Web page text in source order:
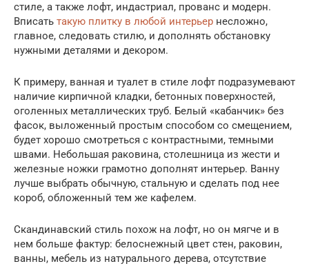
стиле, а также лофт, индастриал, прованс и модерн.
Вписать такую плитку в любой интерьер несложно,
главное, следовать стилю, и дополнять обстановку
нужными деталями и декором.
К примеру, ванная и туалет в стиле лофт подразумевают
наличие кирпичной кладки, бетонных поверхностей,
оголенных металлических труб. Белый «кабанчик» без
фасок, выложенный простым способом со смещением,
будет хорошо смотреться с контрастными, темными
швами. Небольшая раковина, столешница из жести и
железные ножки грамотно дополнят интерьер. Ванну
лучше выбрать обычную, стальную и сделать под нее
короб, обложенный тем же кафелем.
Скандинавский стиль похож на лофт, но он мягче и в
нем больше фактур: белоснежный цвет стен, раковин,
ванны, мебель из натурального дерева, отсутствие